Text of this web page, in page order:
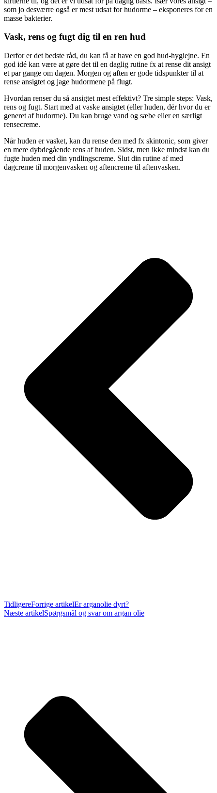
som jo desværre også er mest udsat for hudorme – eksponeres for en
masse bakterier.
Vask, rens og fugt dig til en ren hud
Derfor er det bedste råd, du kan få at have en god hud-hygiejne. En
god idé kan være at gøre det til en daglig rutine fx at rense dit ansigt
et par gange om dagen. Morgen og aften er gode tidspunkter til at
rense ansigtet og jage hudormene på flugt.
Hvordan renser du så ansigtet mest effektivt? Tre simple steps: Vask,
rens og fugt. Start med at vaske ansigtet (eller huden, dér hvor du er
generet af hudorme). Du kan bruge vand og sæbe eller en særligt
rensecreme.
Når huden er vasket, kan du rense den med fx skintonic, som giver
en mere dybdegående rens af huden. Sidst, men ikke mindst kan du
fugte huden med din yndlingscreme. Slut din rutine af med
dagcreme til morgenvasken og aftencreme til aftenvasken.
TidligereForrige artikelEr arganolie dyrt?
Næste artikelSpørgsmål og svar om argan olie